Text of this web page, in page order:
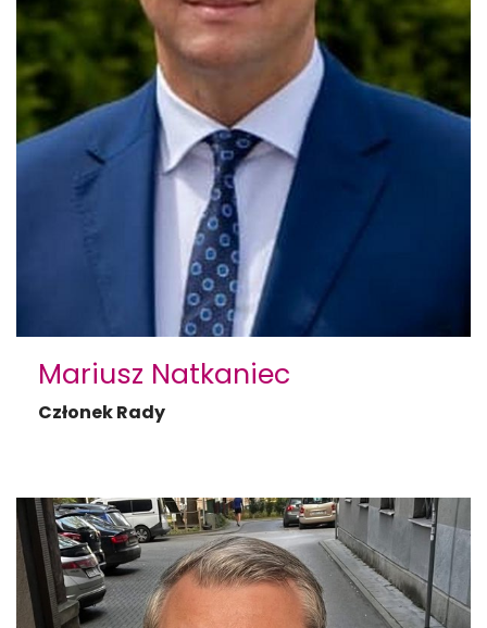
Mariusz Natkaniec
Członek Rady